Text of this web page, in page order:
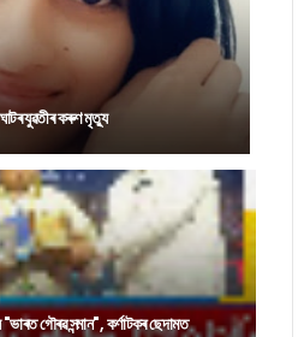
যুৱতীৰ কৰুণ মৃত্যু
গৌৰৱ সন্মান", কৰ্ণাটকৰ ছেদামত